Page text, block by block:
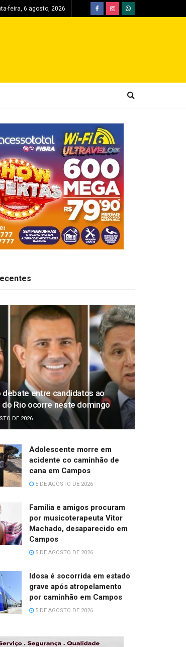
feira, 6 agosto, 2026
debate entre candidatos ao
do Rio ocorre neste domingo
DE 2026
Adolescente morre em
acidente co caminhão de
cana em Campos
5 DE AGOSTO DE 2026
Família e amigos procuram
por musicoterapeuta Vitor
Machado, desaparecido em
Campos
5 DE AGOSTO DE 2026
Idosa é socorrida em estado
grave após atropelamento
por caminhão em Campos
5 DE AGOSTO DE 2026